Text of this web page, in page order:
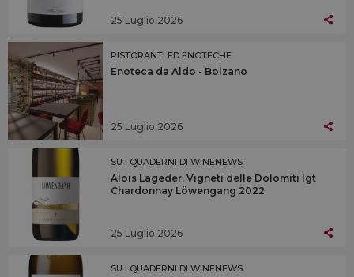
25 Luglio 2026
RISTORANTI ED ENOTECHE
Enoteca da Aldo - Bolzano
25 Luglio 2026
SU I QUADERNI DI WINENEWS
Alois Lageder, Vigneti delle Dolomiti Igt
Chardonnay Löwengang 2022
25 Luglio 2026
SU I QUADERNI DI WINENEWS